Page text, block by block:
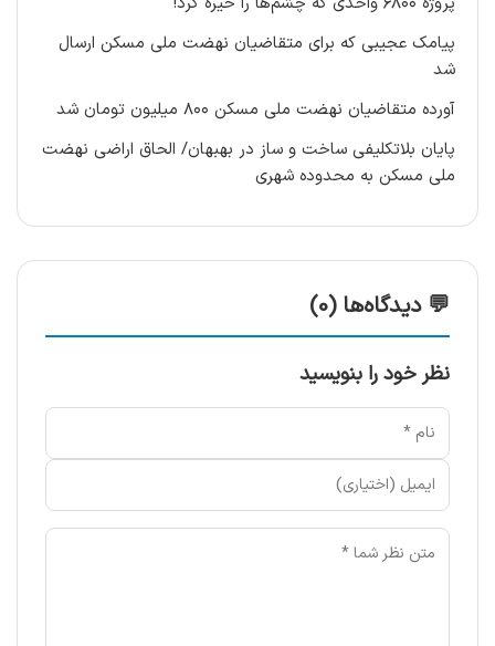
پیامک عجیبی که برای متقاضیان نهضت ملی مسکن ارسال
شد
آورده متقاضیان نهضت ملی مسکن ۸۰۰ میلیون تومان شد
پایان بلاتکلیفی ساخت و ساز در بهبهان/ الحاق اراضی نهضت
ملی مسکن به محدوده شهری
💬 دیدگاه‌ها (0)
نظر خود را بنویسید